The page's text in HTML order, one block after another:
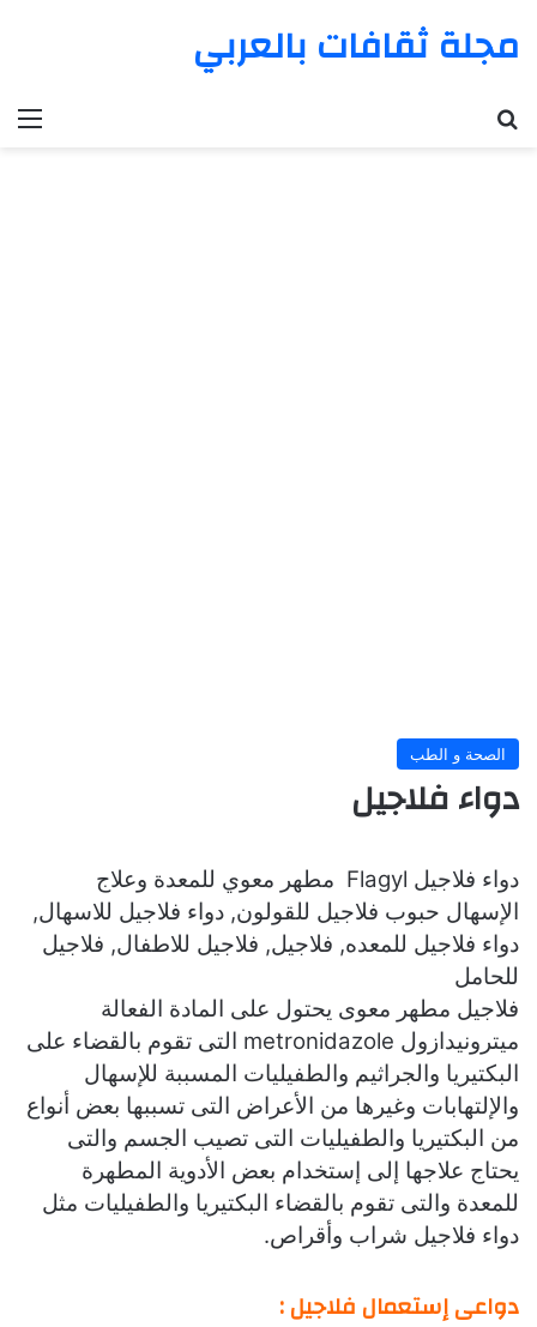
مجلة ثقافات بالعربي
الصحة و الطب
دواء فلاجيل
دواء فلاجيل Flagyl مطهر معوي للمعدة وعلاج
الإسهال حبوب فلاجيل للقولون, دواء فلاجيل للاسهال,
دواء فلاجيل للمعده, فلاجيل, فلاجيل للاطفال, فلاجيل
للحامل
فلاجيل مطهر معوى يحتول على المادة الفعالة
ميترونيدازول metronidazole التى تقوم بالقضاء على
البكتيريا والجراثيم والطفيليات المسببة للإسهال
والإلتهابات وغيرها من الأعراض التى تسببها بعض أنواع
من البكتيريا والطفيليات التى تصيب الجسم والتى
يحتاج علاجها إلى إستخدام بعض الأدوية المطهرة
للمعدة والتى تقوم بالقضاء البكتيريا والطفيليات مثل
دواء فلاجيل شراب وأقراص.
دواعى إستعمال فلاجيل :